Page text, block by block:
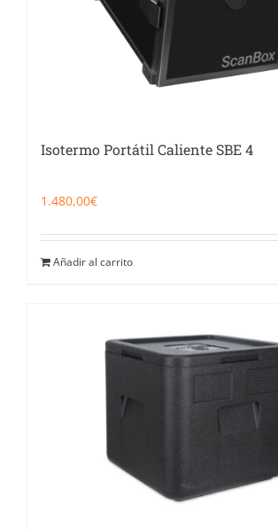
Isotermo Portátil Caliente SBE 4
1.480,00€
Añadir al carrito